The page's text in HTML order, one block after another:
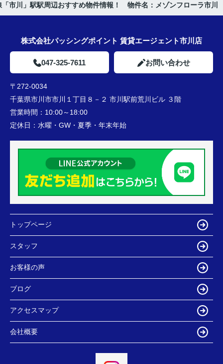
「市川」駅駅周辺おすすめ物件情報！ 物件名：メゾンフローラ市川
株式会社パッシングポイント 賃貸エージェント市川店
047-325-7611 お問い合わせ
〒272-0034
千葉県市川市市川１丁目８－２ 市川駅前荒川ビル ３階
営業時間： 10:00～18:00
定休日： 水曜・GW・夏季・年末年始
トップページ
スタッフ
お客様の声
ブログ
アクセスマップ
会社概要